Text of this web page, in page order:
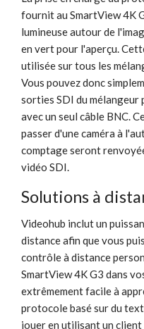
fournit au SmartView 4K
lumineuse autour de
en vert pour l'aperçu.
utilisée sur tous les
Vous pouvez donc
sorties SDI du
avec un seul câble BNC.
passer d'une caméra à
comptage seront
vidéo SDI.
Solutions à
Videohub inclut un
distance afin que vous
contrôle à distance
SmartView 4K G3 dans
extrêmement facile à
protocole basé sur du
jouer en utilisant un